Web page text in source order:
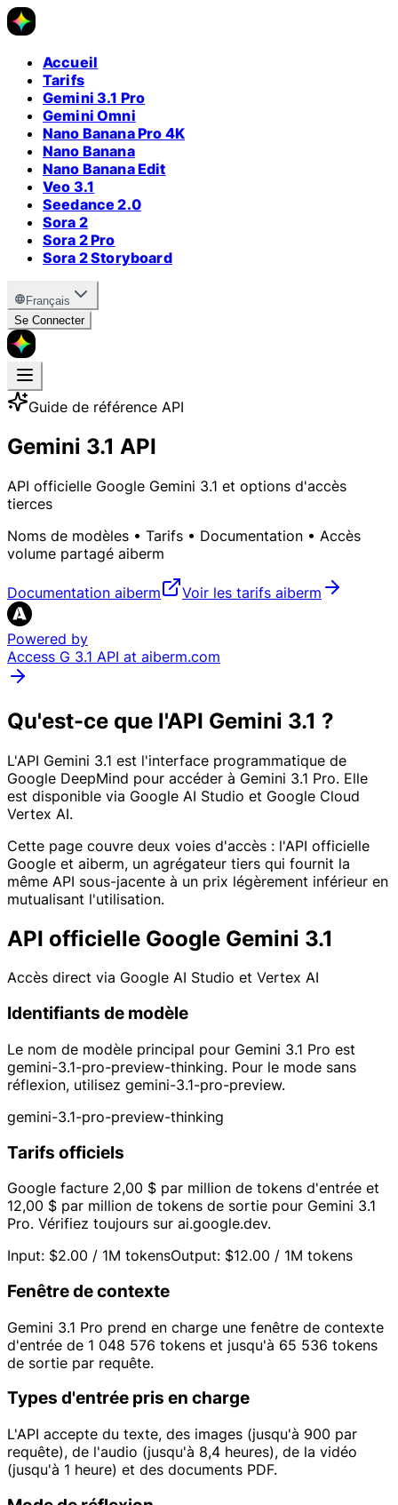
Accueil
Tarifs
Gemini 3.1 Pro
Gemini Omni
Nano Banana Pro 4K
Nano Banana
Nano Banana Edit
Veo 3.1
Seedance 2.0
Sora 2
Sora 2 Pro
Sora 2 Storyboard
Français
Se Connecter
Guide de référence API
Gemini 3.1 API
API officielle Google Gemini 3.1 et options d'accès
tierces
Noms de modèles • Tarifs • Documentation • Accès
volume partagé aiberm
Documentation aiberm Voir les tarifs aiberm
Powered by
Access G 3.1 API at aiberm.com
Qu'est-ce que l'API Gemini 3.1 ?
L'API Gemini 3.1 est l'interface programmatique de
Google DeepMind pour accéder à Gemini 3.1 Pro. Elle
est disponible via Google AI Studio et Google Cloud
Vertex AI.
Cette page couvre deux voies d'accès : l'API officielle
Google et aiberm, un agrégateur tiers qui fournit la
même API sous-jacente à un prix légèrement inférieur en
mutualisant l'utilisation.
API officielle Google Gemini 3.1
Accès direct via Google AI Studio et Vertex AI
Identifiants de modèle
Le nom de modèle principal pour Gemini 3.1 Pro est
gemini-3.1-pro-preview-thinking. Pour le mode sans
réflexion, utilisez gemini-3.1-pro-preview.
gemini-3.1-pro-preview-thinking
Tarifs officiels
Google facture 2,00 $ par million de tokens d'entrée et
12,00 $ par million de tokens de sortie pour Gemini 3.1
Pro. Vérifiez toujours sur ai.google.dev.
Input: $2.00 / 1M tokensOutput: $12.00 / 1M tokens
Fenêtre de contexte
Gemini 3.1 Pro prend en charge une fenêtre de contexte
d'entrée de 1 048 576 tokens et jusqu'à 65 536 tokens
de sortie par requête.
Types d'entrée pris en charge
L'API accepte du texte, des images (jusqu'à 900 par
requête), de l'audio (jusqu'à 8,4 heures), de la vidéo
(jusqu'à 1 heure) et des documents PDF.